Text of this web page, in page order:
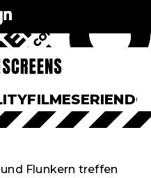
FILMESERIEN
Flunkern treffen